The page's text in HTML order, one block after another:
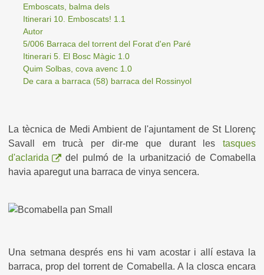
Emboscats, balma dels
Itinerari 10. Emboscats! 1.1
Autor
5/006 Barraca del torrent del Forat d'en Paré
Itinerari 5. El Bosc Màgic 1.0
Quim Solbas, cova avenc 1.0
De cara a barraca (58) barraca del Rossinyol
La tècnica de Medi Ambient de l'ajuntament de St Llorenç
Savall em trucà per dir-me que durant les tasques
d'aclarida
del pulmó de la urbanització de Comabella
havia aparegut una barraca de vinya sencera.
Una setmana després ens hi vam acostar i allí estava la
barraca, prop del torrent de Comabella. A la closca encara